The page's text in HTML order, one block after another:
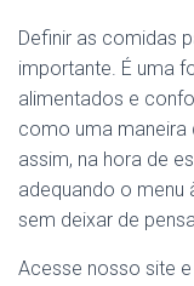
Definir as comidas
importante. É uma
alimentados e
como uma maneira
assim, na hora de
adequando o menu
sem deixar de
Acesse nosso site